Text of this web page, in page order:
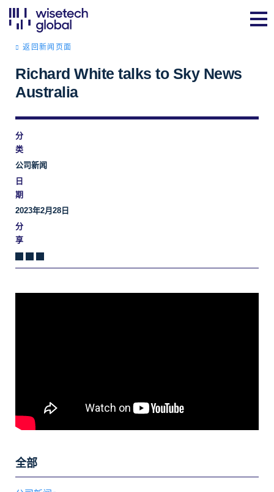
返回新闻页面
Richard White talks to Sky News
Australia
分
类
公司新闻
日
期
2023年2月28日
分
享
全部